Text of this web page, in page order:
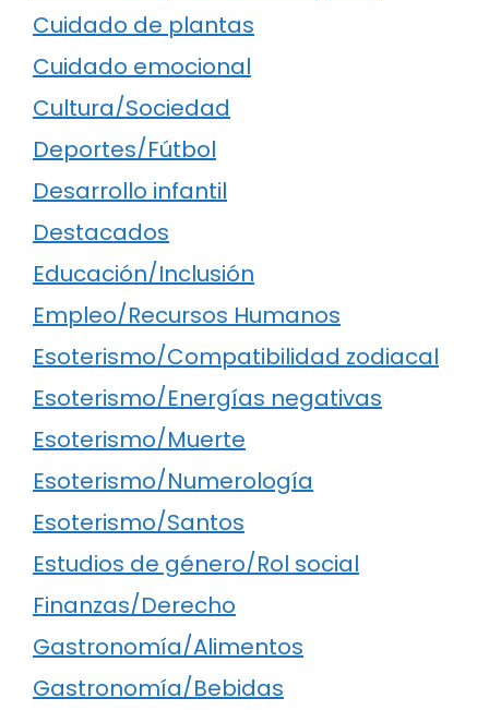
Cuidado de plantas
Cuidado emocional
Cultura/Sociedad
Deportes/Fútbol
Desarrollo infantil
Destacados
Educación/Inclusión
Empleo/Recursos Humanos
Esoterismo/Compatibilidad zodiacal
Esoterismo/Energías negativas
Esoterismo/Muerte
Esoterismo/Numerología
Esoterismo/Santos
Estudios de género/Rol social
Finanzas/Derecho
Gastronomía/Alimentos
Gastronomía/Bebidas